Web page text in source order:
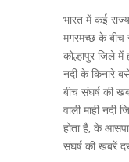
भारत में कई
मगरमच्छ के बीच
कोल्हापुर जिले
नदी के किनारे
बीच संघर्ष की
वाली माही नदी
होता है, के
संघर्ष की खबरें